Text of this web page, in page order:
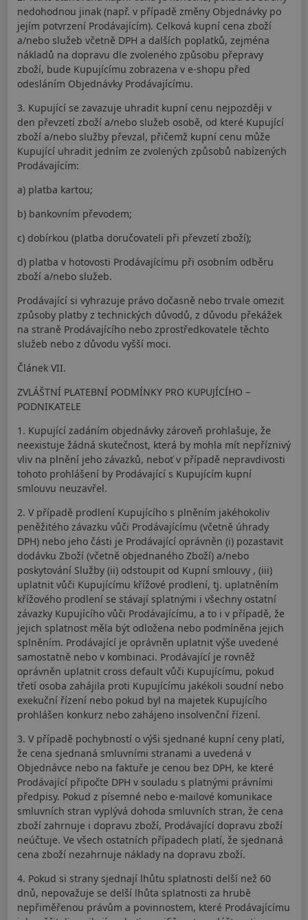
nedohodnou jinak (např. v případě změny Objednávky po
jejím potvrzení Prodávajícím). Celková kupní cena zboží
a/nebo služeb včetně DPH a dalších poplatků, zejména
nákladů na dopravu dle zvoleného způsobu přepravy
zboží, bude Kupujícímu zobrazena v e-shopu před
odesláním Objednávky Prodávajícímu.
3. Kupující se zavazuje uhradit kupní cenu nejpozději v
den převzetí zboží a/nebo služeb osobě, od které Kupující
zboží a/nebo služby převzal, přičemž kupní cenu může
Kupující uhradit jedním ze zvolených způsobů nabízených
Prodávajícím:
a) platba kartou;
b) bankovním převodem;
c) dobírkou (platba doručovateli při převzetí zboží);
d) platba v hotovosti Prodávajícímu při osobním odběru
zboží a/nebo služeb.
Prodávající si vyhrazuje právo dočasně nebo trvale omezit
způsoby platby z technických důvodů, z důvodu překážek
na straně Prodávajícího nebo zprostředkovatele těchto
služeb nebo z důvodu vyšší moci.
Článek VII.
ZVLÁŠTNÍ PLATEBNÍ PODMÍNKY PRO KUPUJÍCÍHO –
PODNIKATELE
1. Kupující zadáním objednávky zároveň prohlašuje, že
neexistuje žádná skutečnost, která by mohla mít nepříznivý
vliv na plnění jeho závazků, neboť v případě nepravdivosti
tohoto prohlášení by Prodávající s Kupujícím kupní
smlouvu neuzavřel.
2. V případě prodlení Kupujícího s plněním jakéhokoliv
peněžitého závazku vůči Prodávajícímu (včetně úhrady
DPH) nebo jeho části je Prodávající oprávněn (i) pozastavit
dodávku Zboží (včetně objednaného Zboží) a/nebo
poskytování Služby (ii) odstoupit od Kupní smlouvy , (iii)
uplatnit vůči Kupujícímu křížové prodlení, tj. uplatněním
křížového prodlení se stávají splatnými i všechny ostatní
závazky Kupujícího vůči Prodávajícímu, a to i v případě, že
jejich splatnost měla být odložena nebo podmíněna jejich
splněním. Prodávající je oprávněn uplatnit výše uvedené
samostatně nebo v kombinaci. Prodávající je rovněž
oprávněn uplatnit cross default vůči Kupujícímu, pokud
třetí osoba zahájila proti Kupujícímu jakékoli soudní nebo
exekuční řízení nebo pokud byl na majetek Kupujícího
prohlášen konkurz nebo zahájeno insolvenční řízení.
3. V případě pochybností o výši sjednané kupní ceny platí,
že cena sjednaná smluvními stranami a uvedená v
Objednávce nebo na faktuře je cenou bez DPH, ke které
Prodávající připočte DPH v souladu s platnými právními
předpisy. Pokud z písemné nebo e-mailové komunikace
smluvních stran vyplývá dohoda smluvních stran, že cena
zboží zahrnuje i dopravu zboží, Prodávající dopravu zboží
neúčtuje. Ve všech ostatních případech platí, že sjednaná
cena zboží nezahrnuje náklady na dopravu zboží.
4. Pokud si strany sjednají lhůtu splatnosti delší než 60
dnů, nepovažuje se delší lhůta splatnosti za hrubě
nepřiměřenou právům a povinnostem, které Prodávajícímu